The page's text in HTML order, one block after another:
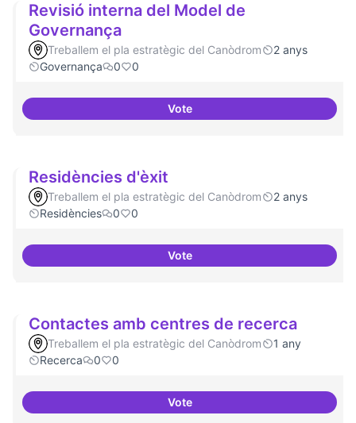
Revisió interna del Model de
Governança
Treballem el pla estratègic del Canòdrom
2 anys
Governança
0 0
VoteRevisió interna del Model de
Residències d'èxit
Treballem el pla estratègic del Canòdrom
2 anys
Residències
0 0
VoteResidències d'èxit
Contactes amb centres de recerca
Treballem el pla estratègic del Canòdrom
1 any
Recerca
0 0
VoteContactes amb centres de